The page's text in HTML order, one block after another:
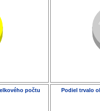
počtu
Podiel trvalo